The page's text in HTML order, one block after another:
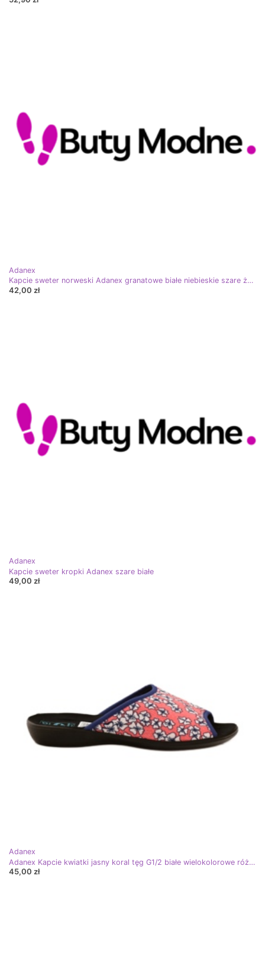
Adanex
Kapcie sweter norweski Adanex granatowe białe niebieskie szare żółte
42,00 zł
Adanex
Kapcie sweter kropki Adanex szare białe
49,00 zł
Adanex
Adanex Kapcie kwiatki jasny koral tęg G1/2 białe wielokolorowe różowe
45,00 zł